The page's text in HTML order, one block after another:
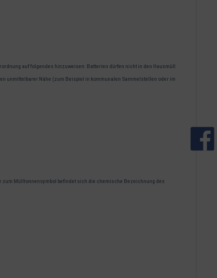
auf folgendes hinzuweisen: Batterien dürfen nicht in den Hausmüll
unmittelbarer Nähe (zum Beispiel in kommunalen Sammelstellen oder im
zum Mülltonnensymbol befindet sich die chemische Bezeichnung des